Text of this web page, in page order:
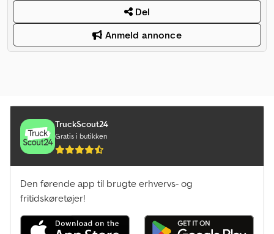
Del
Anmeld annonce
TruckScout24
Gratis i butikken
Den førende app til brugte erhvervs- og
fritidskøretøjer!